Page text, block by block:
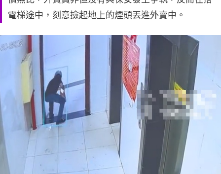
電梯途中，刻意撿起地上的煙頭丟進外賣中。